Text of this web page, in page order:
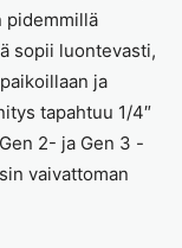
pidemmillä
sopii luontevasti,
ja
tapahtuu 1/4″
2- ja Gen 3 -
vaivattoman